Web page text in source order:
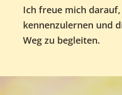
Ich freue mich
kennenzulernen und
Weg zu begleiten.